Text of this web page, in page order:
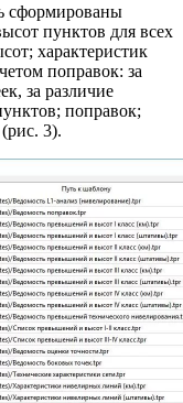
сформированы
пунктов для всех
характеристик
поправок: за
за различие
поправок;
3).